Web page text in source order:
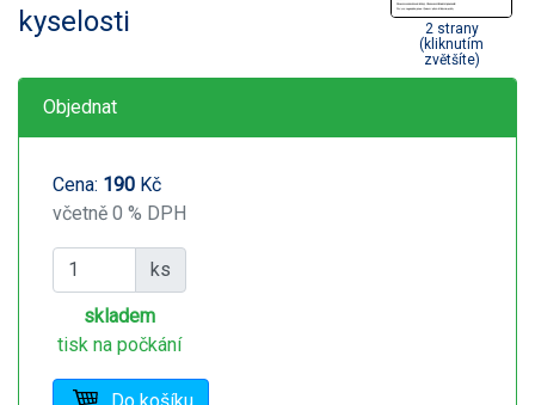
kyselosti
2 strany
(kliknutím
zvětšíte)
Objednat
Cena: 190 Kč
včetně 0 % DPH
ks
skladem
tisk na počkání